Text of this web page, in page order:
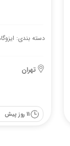
دسته بندی:
تهران
11 روز پیش